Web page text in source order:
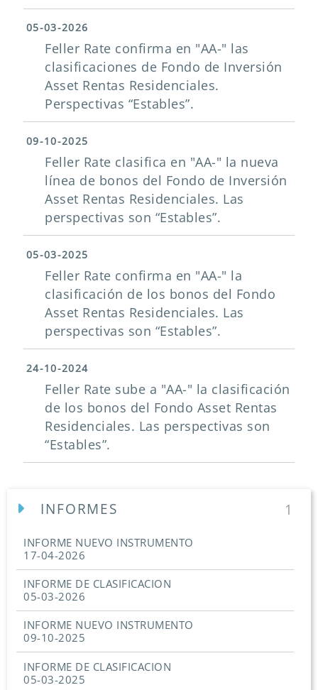
05-03-2026
Feller Rate confirma en "AA-" las
clasificaciones de Fondo de Inversión
Asset Rentas Residenciales.
Perspectivas “Estables”.
09-10-2025
Feller Rate clasifica en "AA-" la nueva
línea de bonos del Fondo de Inversión
Asset Rentas Residenciales. Las
perspectivas son “Estables”.
05-03-2025
Feller Rate confirma en "AA-" la
clasificación de los bonos del Fondo
Asset Rentas Residenciales. Las
perspectivas son “Estables”.
24-10-2024
Feller Rate sube a "AA-" la clasificación
de los bonos del Fondo Asset Rentas
Residenciales. Las perspectivas son
“Estables”.
INFORMES 1
INFORME NUEVO INSTRUMENTO
17-04-2026
INFORME DE CLASIFICACION
05-03-2026
INFORME NUEVO INSTRUMENTO
09-10-2025
INFORME DE CLASIFICACION
05-03-2025